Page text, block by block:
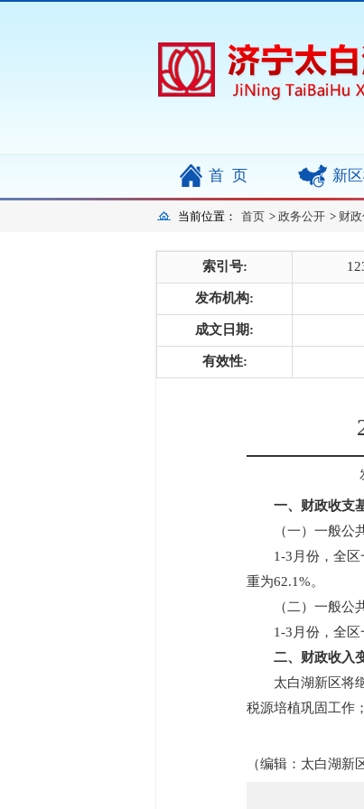
首页 新
当前位置： 首页 > 政务公开 > 财
索引号:
发布机构:
成文日期:
有效性:
一、财政收支
（一）一般公
1-3月份，全
重为62.1%。
（二）一般公
1-3月份，全区
二、财政收入
太白湖新区将
税源培植巩固工作
（编辑： 太白湖新